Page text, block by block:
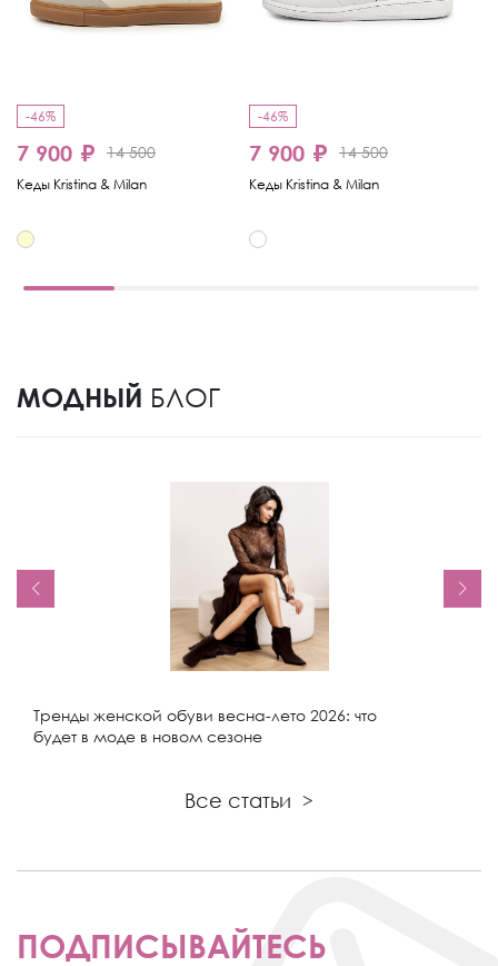
-46%
7 900 ₽ 14 500
Кеды Kristina & Milan
-46%
7 900 ₽ 14 500
Кеды Kristina & Milan
МОДНЫЙ БЛОГ
Тренды женской обуви весна-лето 2026: что
будет в моде в новом сезоне
Все статьи >
ПОДПИСЫВАЙТЕСЬ